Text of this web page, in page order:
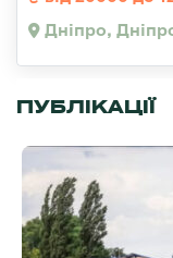
Дніпро,
ПУБЛІКАЦІЇ